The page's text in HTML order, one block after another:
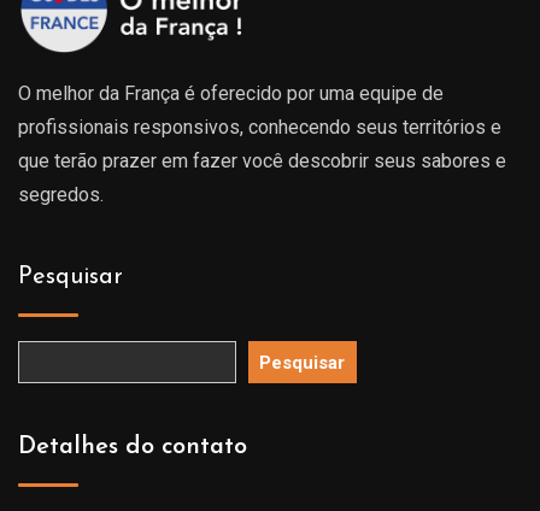
O melhor da França é oferecido por uma equipe de
profissionais responsivos, conhecendo seus territórios e
que terão prazer em fazer você descobrir seus sabores e
segredos.
Pesquisar
Pesquisar
Detalhes do contato